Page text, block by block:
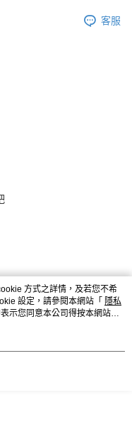
客服
方式之詳情，及若您不希
設定，請參閱本網站「 隱私
示您同意本公司得按本網站使